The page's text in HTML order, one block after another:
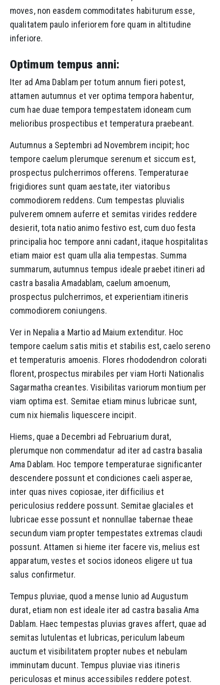
moves, non easdem commoditates habiturum esse,
qualitatem paulo inferiorem fore quam in altitudine
inferiore.
Optimum tempus anni:
Iter ad Ama Dablam per totum annum fieri potest,
attamen autumnus et ver optima tempora habentur,
cum hae duae tempora tempestatem idoneam cum
melioribus prospectibus et temperatura praebeant.
Autumnus a Septembri ad Novembrem incipit; hoc
tempore caelum plerumque serenum et siccum est,
prospectus pulcherrimos offerens. Temperaturae
frigidiores sunt quam aestate, iter viatoribus
commodiorem reddens. Cum tempestas pluvialis
pulverem omnem auferre et semitas virides reddere
desierit, tota natio animo festivo est, cum duo festa
principalia hoc tempore anni cadant, itaque hospitalitas
etiam maior est quam ulla alia tempestas. Summa
summarum, autumnus tempus ideale praebet itineri ad
castra basalia Amadablam, caelum amoenum,
prospectus pulcherrimos, et experientiam itineris
commodiorem coniungens.
Ver in Nepalia a Martio ad Maium extenditur. Hoc
tempore caelum satis mitis et stabilis est, caelo sereno
et temperaturis amoenis. Flores rhododendron colorati
florent, prospectus mirabiles per viam Horti Nationalis
Sagarmatha creantes. Visibilitas variorum montium per
viam optima est. Semitae etiam minus lubricae sunt,
cum nix hiemalis liquescere incipit.
Hiems, quae a Decembri ad Februarium durat,
plerumque non commendatur ad iter ad castra basalia
Ama Dablam. Hoc tempore temperaturae significanter
descendere possunt et condiciones caeli asperae,
inter quas nives copiosae, iter difficilius et
periculosius reddere possunt. Semitae glaciales et
lubricae esse possunt et nonnullae tabernae theae
secundum viam propter tempestates extremas claudi
possunt. Attamen si hieme iter facere vis, melius est
apparatum, vestes et socios idoneos eligere ut tua
salus confirmetur.
Tempus pluviae, quod a mense Iunio ad Augustum
durat, etiam non est ideale iter ad castra basalia Ama
Dablam. Haec tempestas pluvias graves affert, quae ad
semitas lutulentas et lubricas, periculum labeum
auctum et visibilitatem propter nubes et nebulam
imminutam ducunt. Tempus pluviae vias itineris
periculosas et minus accessibiles reddere potest.